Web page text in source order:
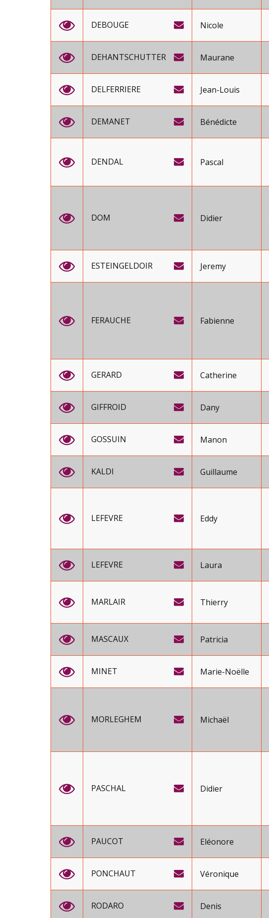
DEBOUGE Nicole
DEHANTSCHUTTER Maurane
DELFERRIERE Jean-Louis
DEMANET Bénédicte
DENDAL Pascal
DOM Didier
ESTEINGELDOIR Jeremy
FERAUCHE Fabienne
GERARD Catherine
GIFFROID Dany
GOSSUIN Manon
KALDI Guillaume
LEFEVRE Eddy
LEFEVRE Laura
MARLAIR Thierry
MASCAUX Patricia
MINET Marie-Noëlle
MORLEGHEM Michaël
PASCHAL Didier
PAUCOT Eléonore
PONCHAUT Véronique
RODARO Denis